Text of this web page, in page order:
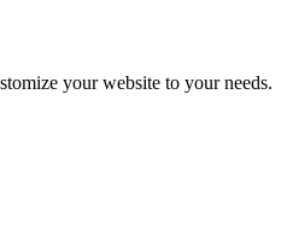
your website to your needs.